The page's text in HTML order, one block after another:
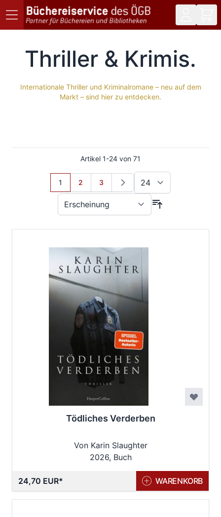
Thriller & Krimis
Internationale Thriller und Kriminalromane – neu auf dem
Markt – sind hier zu entdecken.
Artikel 1-24 von 71
Sie lesen gerade Seite
1 Seite
2 Seite
3
Tödliches Verderben
Von Karin Slaughter
2026, Buch
24,70 EUR WARENKORB